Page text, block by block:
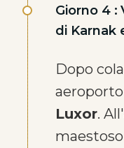
Giorno 4 :
di Karnak
Dopo
Luxor.
maestoso